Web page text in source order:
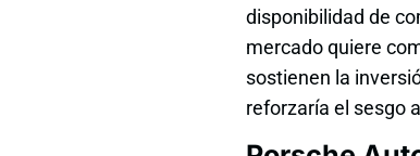
disponibilidad de
mercado quiere
sostienen la
reforzaría el sesgo